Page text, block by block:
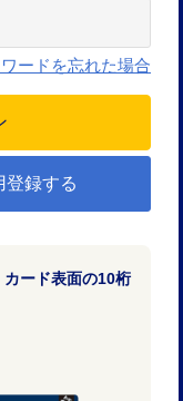
ードを忘れた場合
登録する
カード表面の10桁